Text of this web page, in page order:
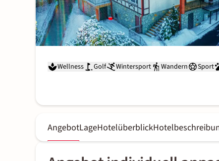
Wellness Golf Wintersport Wandern Sport
AngebotLageHotelüberblick